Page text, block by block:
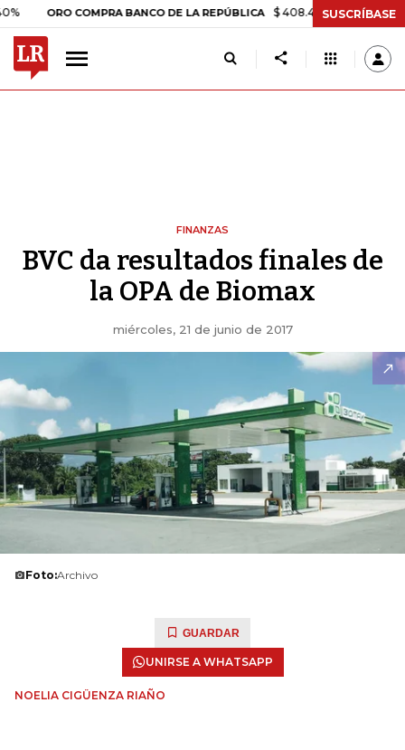
ORO COMPRA BANCO DE LA REPÚBLICA $ 408.498,97 +$ 8.753,81
SUSCRÍBASE
FINANZAS
BVC da resultados finales de
la OPA de Biomax
miércoles, 21 de junio de 2017
Foto:Archivo
GUARDAR
UNIRSE A WHATSAPP
NOELIA CIGÜENZA RIAÑO